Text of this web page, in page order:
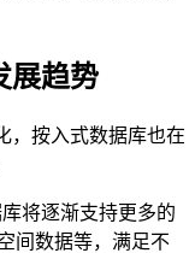
展趋势
，按入式数据库也在
将逐渐支持更多的
间数据等，满足不